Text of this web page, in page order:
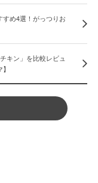
すめ4選！がっつりお
キン」を比較レビュ